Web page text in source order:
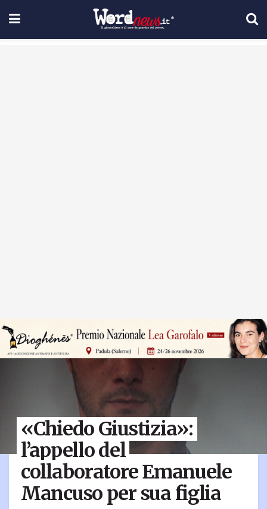
«Chiedo Giustizia»:
l’appello del
collaboratore Emanuele
Mancuso per sua figlia